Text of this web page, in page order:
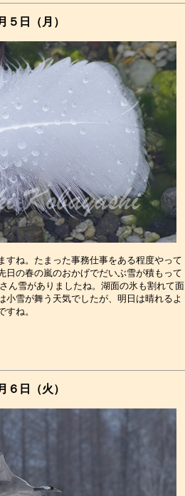
５日（月）
すね。たまった事務仕事をある程度やって
日の春の嵐のおかげでだいぶ雪が積もって
ん雪がありましたね。湖面の氷も割れて面
小雪が舞う天気でしたが、明日は晴れるよ
６日（火）